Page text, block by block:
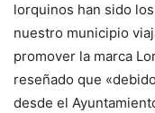
lorquinos han sido
nuestro municipio
promover la marca
reseñado que
desde el